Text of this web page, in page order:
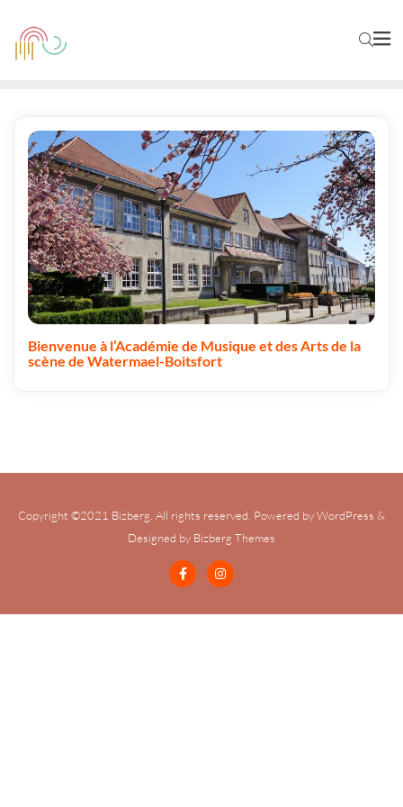
Bienvenue à l’Académie de Musique et des Arts de la
scène de Watermael-Boitsfort
Copyright ©2021 Bizberg. All rights reserved. Powered by WordPress &
Designed by Bizberg Themes